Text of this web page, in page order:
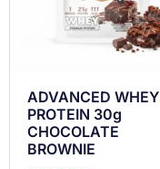
ADVANCED WHEY
PROTEIN 30g
CHOCOLATE
BROWNIE